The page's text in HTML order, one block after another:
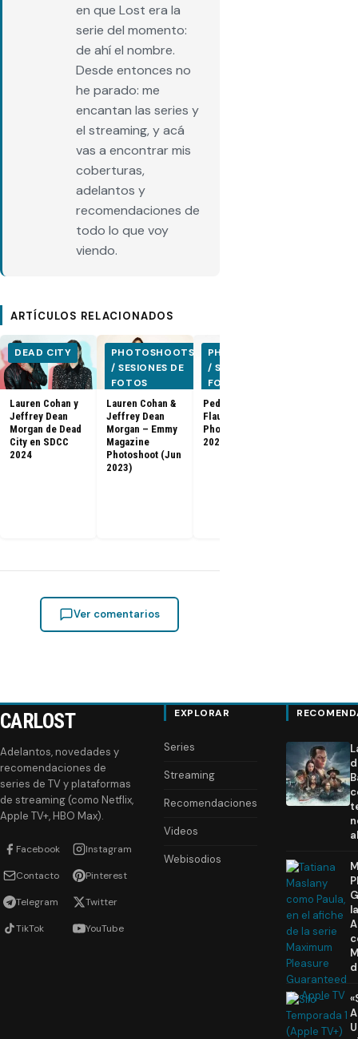
en que Lost era la
serie del momento:
de ahí el nombre.
Desde entonces no
he parado: me
encantan las series y
el streaming, y acá
vas a encontrar mis
coberturas,
adelantos y
recomendaciones de
todo lo que voy
viendo.
ARTÍCULOS RELACIONADOS
DEAD CITY
Lauren Cohan y
Jeffrey Dean
Morgan de Dead
City en SDCC
2024
PHOTOSHOOTS
/ SESIONES DE
FOTOS
Lauren Cohan &
Jeffrey Dean
Morgan – Emmy
Magazine
Photoshoot (Jun
2023)
PHOTOSHOOTS
/ SESIONES DE
FOTOS
Pedro Pascal –
Flaunt Magazine
Photoshoot (Feb
2023)
Ver comentarios
CARLOST
Adelantos, novedades y
recomendaciones de
series de TV y plataformas
de streaming (como Netflix,
Apple TV+, HBO Max).
Facebook Instagram
Contacto Pinterest
Telegram Twitter
TikTok YouTube
EXPLORAR
Series
Streaming
Recomendaciones
Videos
Webisodios